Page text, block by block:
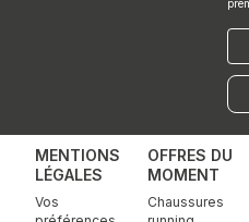
MENTIONS
LÉGALES
Vos
OFFRES DU
MOMENT
Chaussures